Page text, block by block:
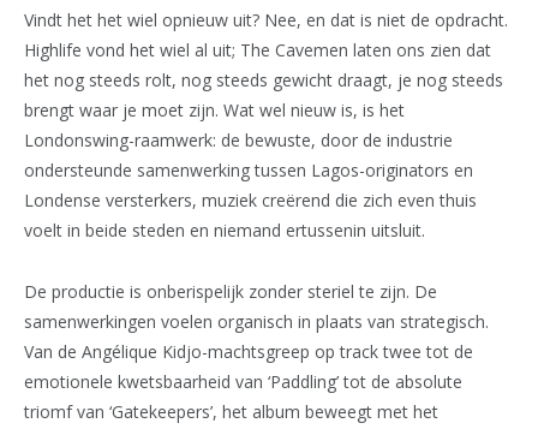
Vindt het het wiel opnieuw uit? Nee, en dat is niet de opdracht.
Highlife vond het wiel al uit; The Cavemen laten ons zien dat
het nog steeds rolt, nog steeds gewicht draagt, je nog steeds
brengt waar je moet zijn. Wat wel nieuw is, is het
Londonswing-raamwerk: de bewuste, door de industrie
ondersteunde samenwerking tussen Lagos-originators en
Londense versterkers, muziek creërend die zich even thuis
voelt in beide steden en niemand ertussenin uitsluit.
De productie is onberispelijk zonder steriel te zijn. De
samenwerkingen voelen organisch in plaats van strategisch.
Van de Angélique Kidjo-machtsgreep op track twee tot de
emotionele kwetsbaarheid van ‘Paddling’ tot de absolute
triomf van ‘Gatekeepers’, het album beweegt met het